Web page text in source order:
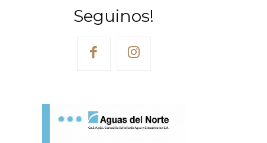
Seguinos!